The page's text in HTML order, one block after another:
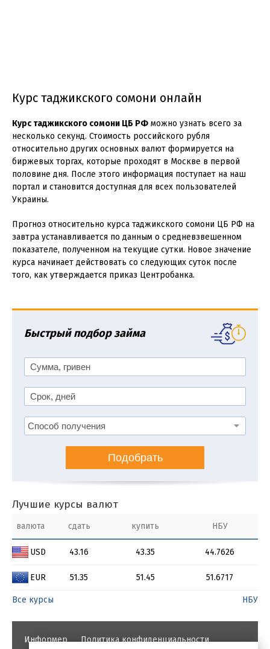
Курс таджикского сомони онлайн
Курс таджикского сомони ЦБ РФ можно узнать всего за
несколько секунд. Стоимость российского рубля
относительно других основных валют формируется на
биржевых торгах, которые проходят в Москве в первой
половине дня. После этого информация поступает на наш
портал и становится доступная для всех пользователей
Украины.
Прогноз относительно курса таджикского сомони ЦБ РФ на
завтра устанавливается по данным о средневзвешенном
показателе, полученном на текущие сутки. Новое значение
курса начинает действовать со следующих суток после
того, как утверждается приказ Центробанка.
Быстрый подбор займа
Подобрать
Лучшие курсы валют
валюта сдать купить НБУ
USD 43.16 43.35 44.7626
EUR 51.35 51.45 51.6717
Все курсы НБУ
Информер
Политика конфиденциальности